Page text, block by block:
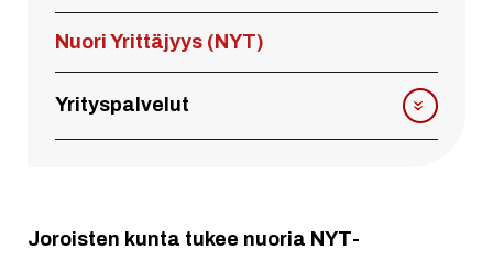
Nuori Yrittäjyys (NYT)
Yrityspalvelut
Joroisten kunta tukee nuoria NYT-